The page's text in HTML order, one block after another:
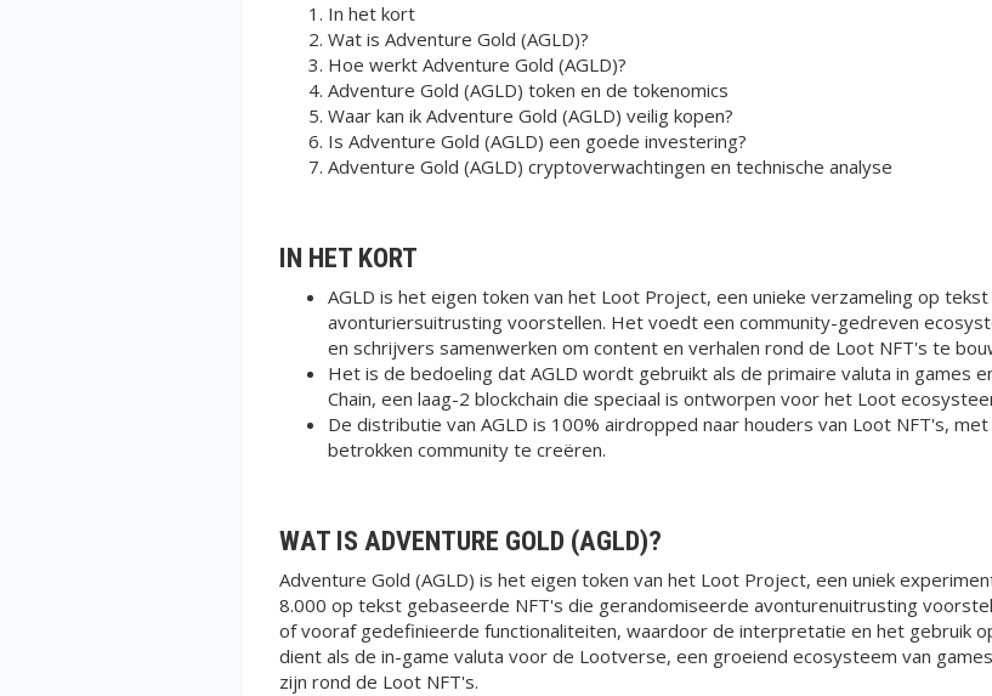
In het kort
Wat is Adventure Gold (AGLD)?
Hoe werkt Adventure Gold (AGLD)?
Adventure Gold (AGLD) token en de tokenomics
Waar kan ik Adventure Gold (AGLD) veilig kopen?
Is Adventure Gold (AGLD) een goede investering?
Adventure Gold (AGLD) cryptoverwachtingen en technische analyse
IN HET KORT
AGLD is het eigen token van het Loot Project, een unieke verzameling op
avonturiersuitrusting voorstellen. Het voedt een community-gedreven
en schrijvers samenwerken om content en verhalen rond de Loot NFT's te
Het is de bedoeling dat AGLD wordt gebruikt als de primaire valuta in games
Chain, een laag-2 blockchain die speciaal is ontworpen voor het Loot
De distributie van AGLD is 100% airdropped naar houders van Loot NFT's,
betrokken community te creëren.
WAT IS ADVENTURE GOLD (AGLD)?
Adventure Gold (AGLD) is het eigen token van het Loot Project, een uniek
8.000 op tekst gebaseerde NFT's die gerandomiseerde avonturenuitrusting
of vooraf gedefinieerde functionaliteiten, waardoor de interpretatie en het gebruik
dient als de in-game valuta voor de Lootverse, een groeiend ecosysteem van
zijn rond de Loot NFT's.